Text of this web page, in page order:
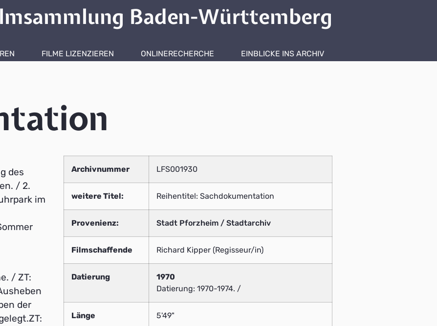
Baden-Württemberg
FILME LIZENZIEREN ONLINERECHERCHE EINBLICKE INS ARCHIV
des
/ 2.
im
/ ZT:
der
Archivnummer LFS001930
weitere Titel: Reihentitel: Sachdokumentation
Provenienz: Stadt Pforzheim / Stadtarchiv
Filmschaffende Richard Kipper (Regisseur/in)
Datierung
1970
Datierung: 1970-1974. /
Länge 5'49"